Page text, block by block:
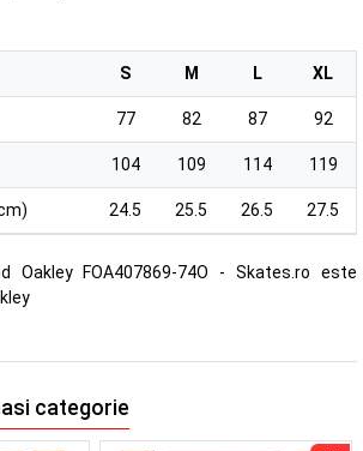
S M L XL
77 82 87 92
104 109 114 119
24.5 25.5 26.5 27.5
Oakley FOA407869-74O - Skates.ro este
categorie